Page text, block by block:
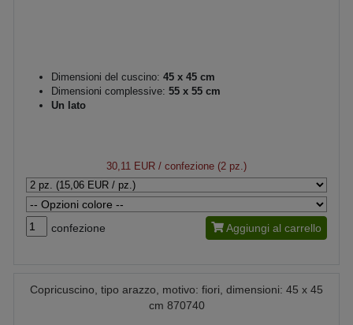
Dimensioni del cuscino: 45 x 45 cm
Dimensioni complessive: 55 x 55 cm
Un lato
30,11 EUR / confezione (2 pz.)
confezione Aggiungi al carrello
Copricuscino, tipo arazzo, motivo: fiori, dimensioni: 45 x 45
cm 870740